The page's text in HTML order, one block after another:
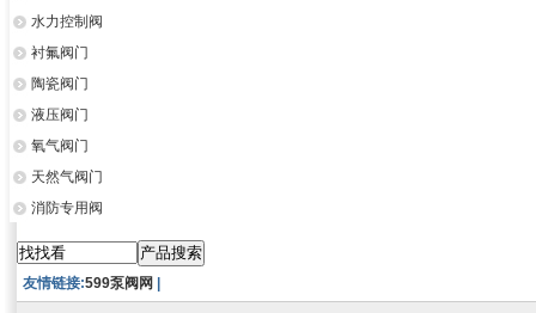
水力控制阀
衬氟阀门
陶瓷阀门
液压阀门
氧气阀门
天然气阀门
消防专用阀
友情链接:599泵阀网